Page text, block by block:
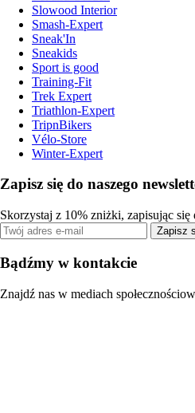
Slowood Interior
Smash-Expert
Sneak'In
Sneakids
Sport is good
Training-Fit
Trek Expert
Triathlon-Expert
TripnBikers
Vélo-Store
Winter-Expert
Zapisz się do naszego
Skorzystaj z 10% zniżki, zapisując się
Zapisz
Bądźmy w kontakcie
Znajdź nas w mediach